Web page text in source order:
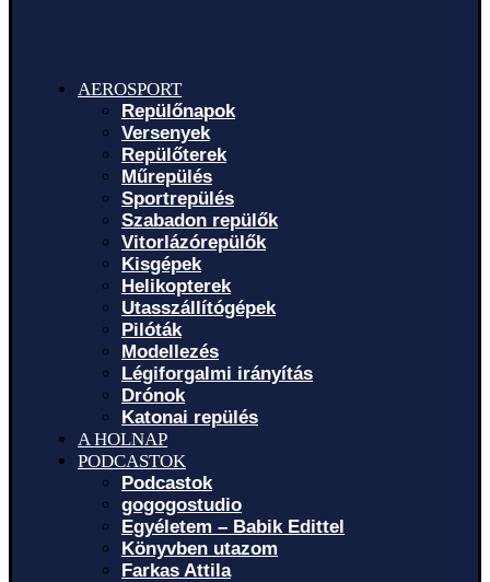
AEROSPORT
Repülőnapok
Versenyek
Repülőterek
Műrepülés
Sportrepülés
Szabadon repülők
Vitorlázórepülők
Kisgépek
Helikopterek
Utasszállítógépek
Pilóták
Modellezés
Légiforgalmi irányítás
Drónok
Katonai repülés
A HOLNAP
PODCASTOK
Podcastok
gogogostudio
Egyéletem – Babik Edittel
Könyvben utazom
Farkas Attila